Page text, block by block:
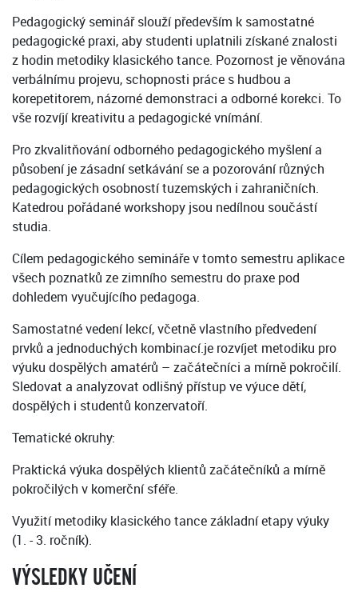
Pedagogický seminář slouží především k samostatné
pedagogické praxi, aby studenti uplatnili získané znalosti
z hodin metodiky klasického tance. Pozornost je věnována
verbálnímu projevu, schopnosti práce s hudbou a
korepetitorem, názorné demonstraci a odborné korekci. To
vše rozvíjí kreativitu a pedagogické vnímání.
Pro zkvalitňování odborného pedagogického myšlení a
působení je zásadní setkávání se a pozorování různých
pedagogických osobností tuzemských i zahraničních.
Katedrou pořádané workshopy jsou nedílnou součástí
studia.
Cílem pedagogického semináře v tomto semestru aplikace
všech poznatků ze zimního semestru do praxe pod
dohledem vyučujícího pedagoga.
Samostatné vedení lekcí, včetně vlastního předvedení
prvků a jednoduchých kombinací.je rozvíjet metodiku pro
výuku dospělých amatérů – začátečníci a mírně pokročilí.
Sledovat a analyzovat odlišný přístup ve výuce dětí,
dospělých i studentů konzervatoří.
Tematické okruhy:
Praktická výuka dospělých klientů začátečníků a mírně
pokročilých v komerční sféře.
Využití metodiky klasického tance základní etapy výuky
(1. - 3. ročník).
VÝSLEDKY UČENÍ